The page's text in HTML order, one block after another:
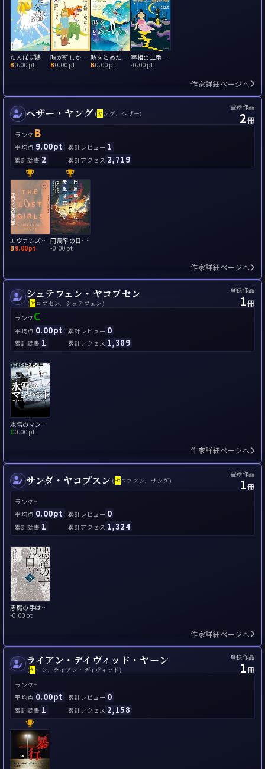
たんぽぽ娘
B0.00pt
時が新しかったころ
B0.00pt
時をとめた少女
B0.00pt
宰相の二番目の娘
-0.00pt
作家詳細ページへ
ヘザー・ヤング (ヤ ング、ヘザー)
登録作品
2冊
ランク B
平均点 9.00pt 累計レビュー 1
累計読書 2 累計アクセス 2,719
エヴァンズ家の娘
B9.00pt
円周率の日に先生は死んだ
-0.00pt
作家詳細ページへ
シュテフェン・ヤコブセン
(ヤ コブセン、シュテフェン)
登録作品
1冊
ランク C
平均点 0.00pt 累計レビュー 0
累計読書 1 累計アクセス 1,389
氷雪のマンハント
C0.00pt
作家詳細ページへ
サンダ・ヤコプスン (ヤ コプスン、サンダ)
登録作品
1冊
ランク -
平均点 0.00pt 累計レビュー 0
累計読書 1 累計アクセス 1,324
悪魔の手は白い
-0.00pt
作家詳細ページへ
ライアン・デイヴィッド・ヤーン
(ヤーン、ライアン・デイヴィッド)
登録作品
1冊
ランク -
平均点 0.00pt 累計レビュー 0
累計読書 1 累計アクセス 2,158